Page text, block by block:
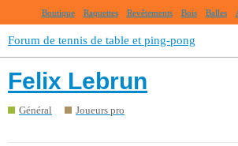
Boutique Raquettes Revêtements Bois Balles
Forum de tennis de table et ping-pong
Felix Lebrun
Général Joueurs pro